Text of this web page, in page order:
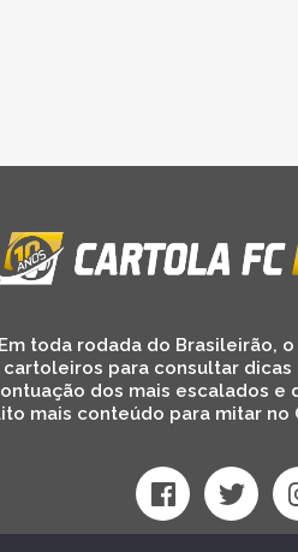
toda rodada do Brasileirão, o
para consultar dicas
dos mais escalados e
mais conteúdo para mitar no